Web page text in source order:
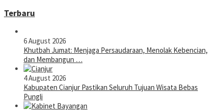
Terbaru
6 August 2026
Khutbah Jumat: Menjaga Persaudaraan, Menolak Kebencian,
dan Membangun …
4 August 2026
Kabupaten Cianjur Pastikan Seluruh Tujuan Wisata Bebas
Pungli